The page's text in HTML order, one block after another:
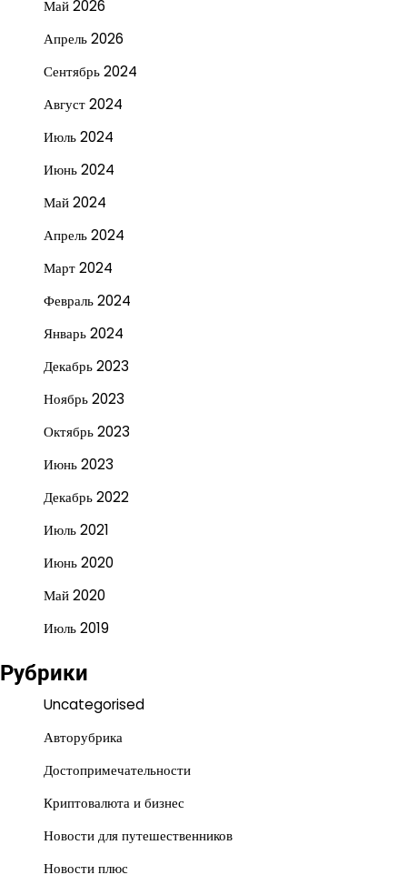
Май 2026
Апрель 2026
Сентябрь 2024
Август 2024
Июль 2024
Июнь 2024
Май 2024
Апрель 2024
Март 2024
Февраль 2024
Январь 2024
Декабрь 2023
Ноябрь 2023
Октябрь 2023
Июнь 2023
Декабрь 2022
Июль 2021
Июнь 2020
Май 2020
Июль 2019
Рубрики
Uncategorised
Авторубрика
Достопримечательности
Криптовалюта и бизнес
Новости для путешественников
Новости плюс